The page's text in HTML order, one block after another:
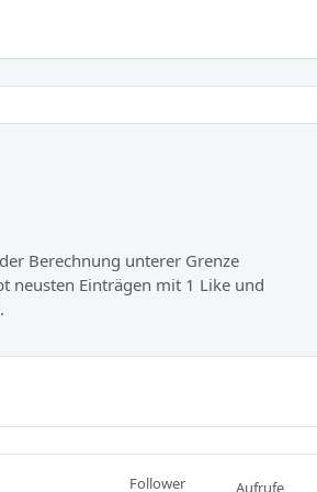
Berechnung unterer Grenze
neusten Einträgen mit 1 Like und
Follower Aufrufe